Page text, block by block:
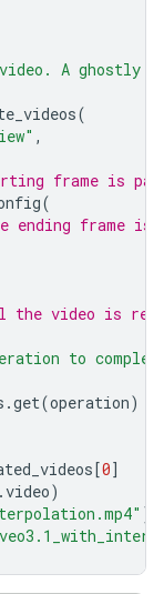
A ghostly
(
,
frame is
(
ending frame
the video is
to
.get(operation)
[0]
.video)
)